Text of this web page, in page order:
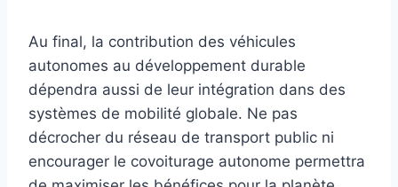
Au final, la contribution des véhicules
autonomes au développement durable
dépendra aussi de leur intégration dans des
systèmes de mobilité globale. Ne pas
décrocher du réseau de transport public ni
encourager le covoiturage autonome permettra